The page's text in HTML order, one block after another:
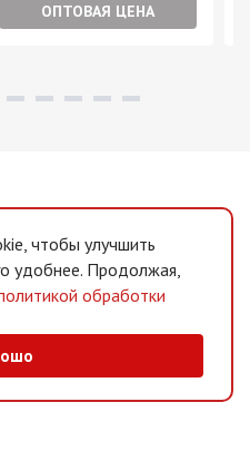
ОПТОВАЯ ЦЕНА
чтобы улучшить
удобнее. Продолжая,
обработки